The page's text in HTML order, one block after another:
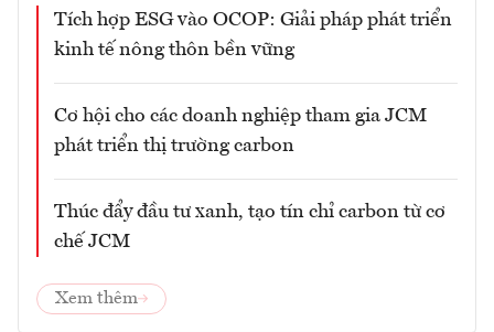
Tích hợp ESG vào OCOP: Giải pháp phát triển
kinh tế nông thôn bền vững
Cơ hội cho các doanh nghiệp tham gia JCM
phát triển thị trường carbon
Thúc đẩy đầu tư xanh, tạo tín chỉ carbon từ cơ
chế JCM
Xem thêm